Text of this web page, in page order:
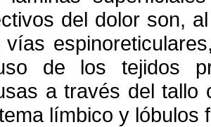
del dolor son,
vías
de los tejidos
a través del tallo
límbico y lóbulos